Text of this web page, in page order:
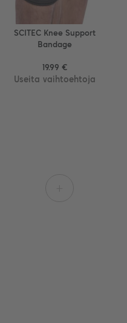
SCITEC Knee Support
Bandage
19.99 €
Useita vaihtoehtoja